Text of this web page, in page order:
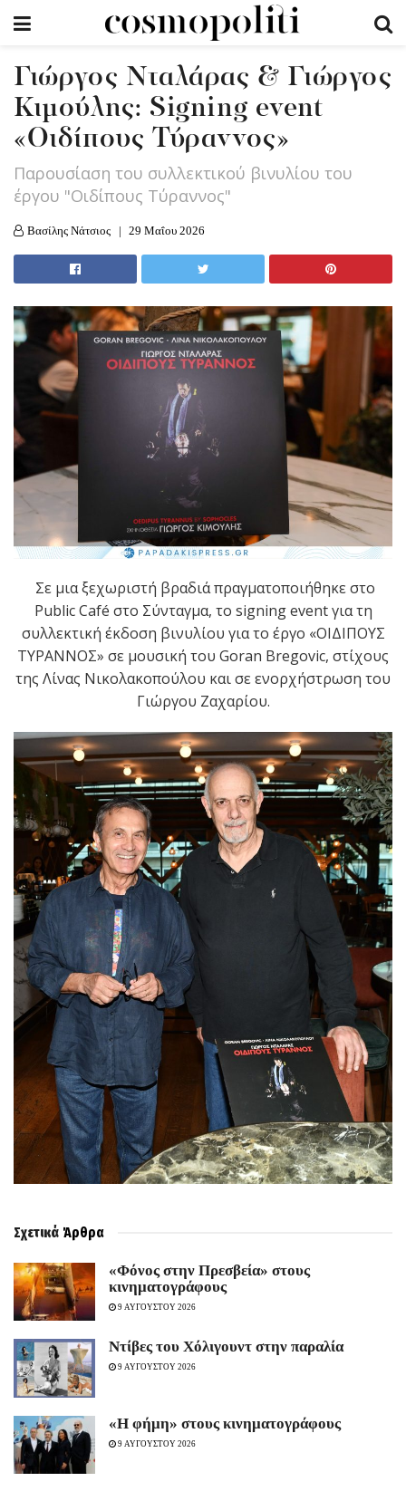
Γιώργος Νταλάρας & Γιώργος
Κιμούλης: Signing event
«Οιδίπους Τύραννος»
Παρουσίαση του συλλεκτικού βινυλίου του
έργου "Οιδίπους Τύραννος"
Βασίλης Νάτσιος 29 Μαΐου 2026
Σε μια ξεχωριστή βραδιά πραγματοποιήθηκε στο
Public Café στο Σύνταγμα, το signing event για τη
συλλεκτική έκδοση βινυλίου για το έργο «ΟΙΔΙΠΟΥΣ
ΤΥΡΑΝΝΟΣ» σε μουσική του Goran Bregovic, στίχους
της Λίνας Νικολακοπούλου και σε ενορχήστρωση του
Γιώργου Ζαχαρίου.
Σχετικά Άρθρα
«Φόνος στην Πρεσβεία» στους
κινηματογράφους
9 ΑΥΓΟΥΣΤΟΥ 2026
Ντίβες του Χόλιγουντ στην παραλία
9 ΑΥΓΟΥΣΤΟΥ 2026
«H φήμη» στους κινηματογράφους
9 ΑΥΓΟΥΣΤΟΥ 2026